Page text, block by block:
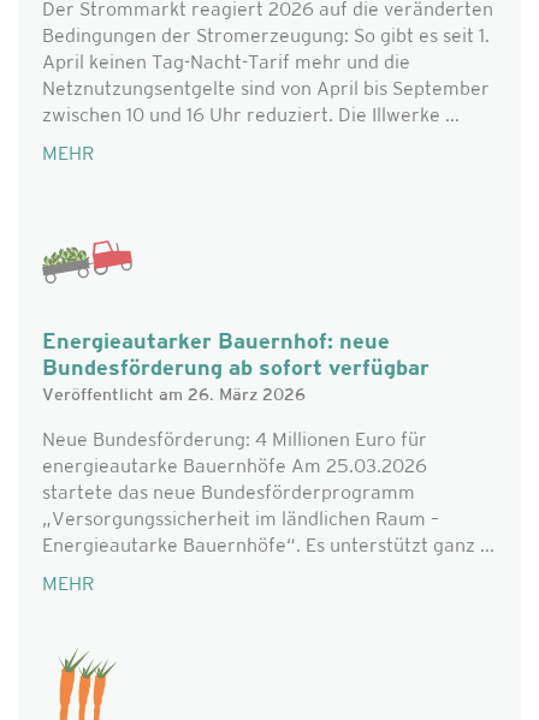
Der Strommarkt reagiert 2026 auf die veränderten
Bedingungen der Stromerzeugung: So gibt es seit 1.
April keinen Tag-Nacht-Tarif mehr und die
Netznutzungsentgelte sind von April bis September
zwischen 10 und 16 Uhr reduziert. Die Illwerke ...
MEHR
Energieautarker Bauernhof: neue
Bundesförderung ab sofort verfügbar
Veröffentlicht am 26. März 2026
Neue Bundesförderung: 4 Millionen Euro für
energieautarke Bauernhöfe Am 25.03.2026
startete das neue Bundesförderprogramm
„Versorgungssicherheit im ländlichen Raum –
Energieautarke Bauernhöfe“. Es unterstützt ganz ...
MEHR